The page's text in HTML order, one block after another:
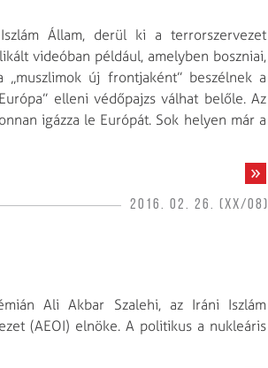
Állam, derül ki a terrorszervezet
videóban például, amelyben boszniai,
új frontjaként” beszélnek a
elleni védőpajzs válhat belőle. Az
igázza le Európát. Sok helyen már a
2016. 02. 26. (XX/08)
Ali Akbar Szalehi, az Iráni Iszlám
(AEOI) elnöke. A politikus a nukleáris